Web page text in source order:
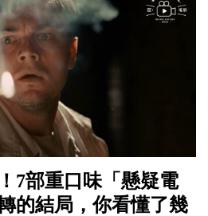
7部重口味「懸疑電
的結局，你看懂了幾